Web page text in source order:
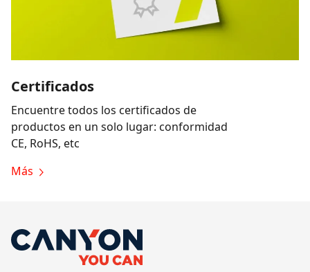
Certificados
Encuentre todos los certificados de
productos en un solo lugar: conformidad
CE, RoHS, etc
Más